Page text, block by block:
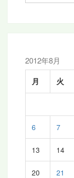
2012年8月
月 火
6 7
13 14
20 21